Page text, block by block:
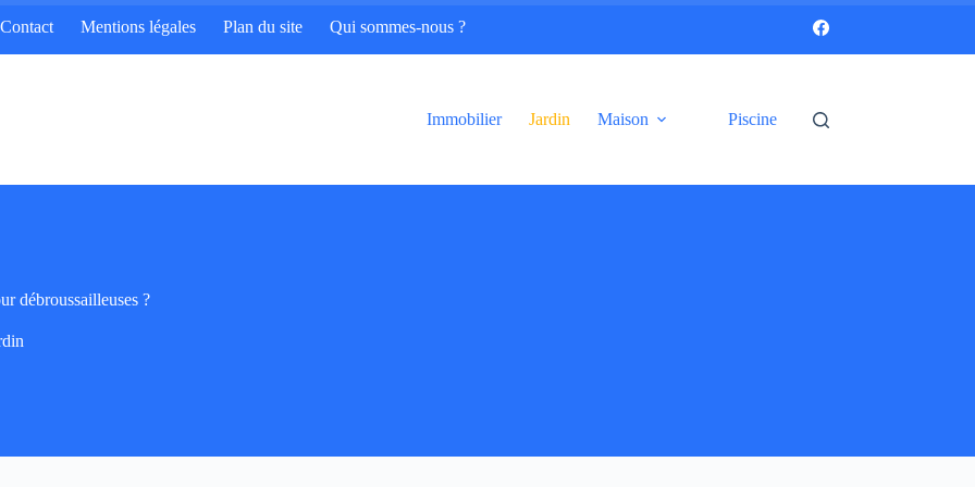
Contact Mentions légales Plan du site Qui sommes-nous ?
Immobilier Jardin Maison Piscine
débroussailleuses ?